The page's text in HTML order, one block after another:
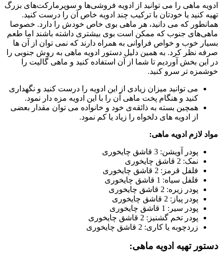
ادویه ماهی را می توانید از ادویه‌ فروشی‌ها و سوپرمارکت‌های بزرگ
تهیه کنید یا خودتان با ترکیب چند ادویه خاص آن را درست کنید.
همانطور که می دانید، هر ماهی بوی خاص خودش را دارد. خصوصا
ماهی‌های جنوب که ممکن است بوی بیشتری داشته باشند اما طعم
بسیار خوب و خواص فراوانی به همراه دارند که نمی توان از آن ها
صرفه نظر کرد. به همین دلیل دستور ادویه ماهی به روش جنوبی را
در این بخش آوردیم تا شما از آن استفاده کنید و ماهی گالیت را
خوشمزه تر سرو کنید.
می توانید میزان زیادی از این ادویه را درست کنید و نگهداری
کنید و هنگام پخت ماهی آن را با این ادویه مزه دار نمود.
همچین بسته به ذائقه‌ی خود و خانواده می توان مقدار بعضی
از ادویه های دلخواه را زیاد یا کم نمود.
مواد لازم ادویه ماهی:
پودر آویشن: 3 قاشق چایخوری
نمک: 2 قاشق چایخوری
فلفل قرمز: 2 قاشق چایخوری
فلفل سیاه: 1 قاشق چایخوری
پودر زیره: 2 قاشق چایخوری
پودر پیاز: 2 قاشق چایخوری
پودر سیر: 1 قاشق چایخوری
پودر تخم گشنیز: 2 قاشق چایخوری
زردچوبه یا کاری: 2 قاشق چایخوری
دستور تهیه ادویه ماهی: